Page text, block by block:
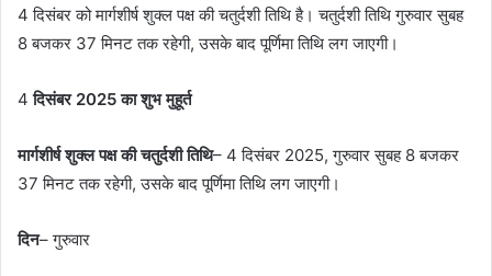
4 दिसंबर को मार्गशीर्ष शुक्ल पक्ष की चतुर्दशी तिथि है। चतुर्दशी तिथि गुरुवार सुबह
8 बजकर 37 मिनट तक रहेगी, उसके बाद पूर्णिमा तिथि लग जाएगी।
4दिसंबर 2025 का शुभ मुहूर्त
मार्गशीर्ष शुक्ल पक्ष की चतुर्दशी तिथि– 4 दिसंबर 2025, गुरुवार सुबह 8 बजकर
37 मिनट तक रहेगी, उसके बाद पूर्णिमा तिथि लग जाएगी।
दिन– गुरुवार